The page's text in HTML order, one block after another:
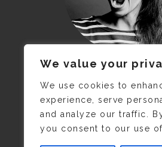
We value your
We use cookies to
experience, serve
and analyze our traffic.
you consent to our use
JE M’APPELLE
C’EST ©CAMILLE
PRIS CETTE